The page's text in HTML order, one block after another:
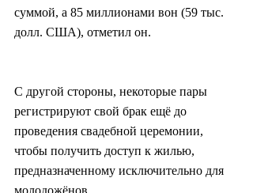
суммой, а 85 миллионами вон (59 тыс.
долл. США), отметил он.
С другой стороны, некоторые пары
регистрируют свой брак ещё до
проведения свадебной церемонии,
чтобы получить доступ к жилью,
предназначенному исключительно для
молодожёнов.